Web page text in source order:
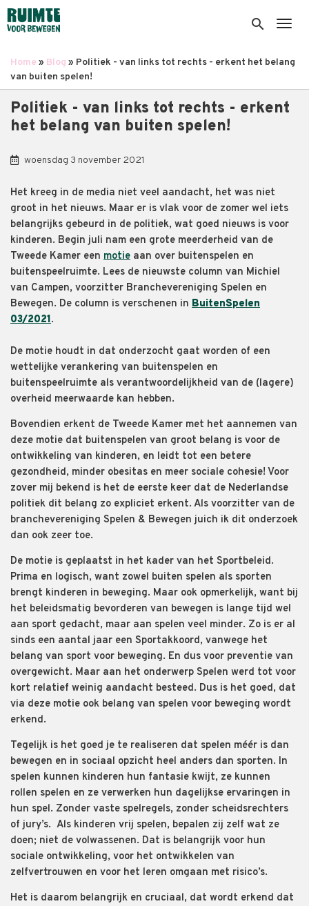
Overslaan
en
inhoud
gaan
search
Kruimelpad
Home Blog
Politiek - van links tot rechts - erkent het belang
van buiten spelen!
Politiek - van links tot rechts - erkent
het belang van buiten spelen!
woensdag 3 november 2021
Het kreeg in de media niet veel aandacht, het was niet
groot in het nieuws. Maar er is vlak voor de zomer wel iets
belangrijks gebeurd in de politiek, wat goed nieuws is voor
kinderen. Begin juli nam een grote meerderheid van de
Tweede Kamer een motie aan over buitenspelen en
buitenspeelruimte. Lees de nieuwste column van Michiel
van Campen, voorzitter Branchevereniging Spelen en
Bewegen. De column is verschenen in BuitenSpelen
03/2021.
De motie houdt in dat onderzocht gaat worden of een
wettelijke verankering van buitenspelen en
buitenspeelruimte als verantwoordelijkheid van de (lagere)
overheid meerwaarde kan hebben.
Bovendien erkent de Tweede Kamer met het aannemen van
deze motie dat buitenspelen van groot belang is voor de
ontwikkeling van kinderen, en leidt tot een betere
gezondheid, minder obesitas en meer sociale cohesie! Voor
zover mij bekend is het de eerste keer dat de Nederlandse
politiek dit belang zo expliciet erkent. Als voorzitter van de
branchevereniging Spelen & Bewegen juich ik dit onderzoek
dan ook zeer toe.
De motie is geplaatst in het kader van het Sportbeleid.
Prima en logisch, want zowel buiten spelen als sporten
brengt kinderen in beweging. Maar ook opmerkelijk, want bij
het beleidsmatig bevorderen van bewegen is lange tijd wel
aan sport gedacht, maar aan spelen veel minder. Zo is er al
sinds een aantal jaar een Sportakkoord, vanwege het
belang van sport voor beweging. En dus voor preventie van
overgewicht. Maar aan het onderwerp Spelen werd tot voor
kort relatief weinig aandacht besteed. Dus is het goed, dat
via deze motie ook belang van spelen voor beweging wordt
erkend.
Tegelijk is het goed je te realiseren dat spelen méér is dan
bewegen en in sociaal opzicht heel anders dan sporten. In
spelen kunnen kinderen hun fantasie kwijt, ze kunnen
rollen spelen en ze verwerken hun dagelijkse ervaringen in
hun spel. Zonder vaste spelregels, zonder scheidsrechters
of jury’s. Als kinderen vrij spelen, bepalen zij zelf wat ze
doen; niet de volwassenen. Dat is belangrijk voor hun
sociale ontwikkeling, voor het ontwikkelen van
zelfvertrouwen en voor het leren omgaan met risico’s.
Het is daarom belangrijk en cruciaal, dat wordt erkend dat